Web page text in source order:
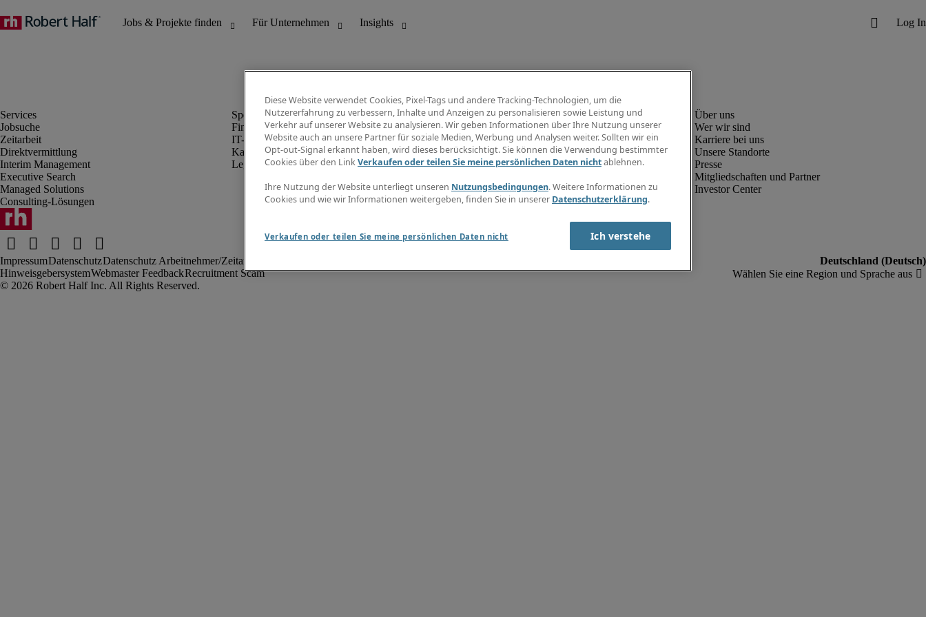
Jobsuche
Zeitarbeit
Direktvermittlung
Interim Management
Executive Search
Managed Solutions
Consulting-Lösungen
Finanz- & Rechnungswesen
IT-Bereich
Kaufmännischer Bereich
Legal
Info Center
Jobübersicht
Gehaltsübersicht
E-Learning
Wer wir sind
Karriere bei uns
Unsere Standorte
Presse
Mitgliedschaften und Partner
Investor Center
ImpressumDatenschutzDatenschutz Arbeitnehmer/Zeitarbeitskräfte
HinweisgebersystemWebmaster FeedbackRecruitment Scam
Diese Website verwendet Cookies, Pixel-Tags und andere Tracking-Technologien, um die
Nutzererfahrung zu verbessern, Inhalte und Anzeigen zu personalisieren sowie Leistung und
Verkehr auf unserer Website zu analysieren. Wir geben Informationen über Ihre Nutzung unserer
Website auch an unsere Partner für soziale Medien, Werbung und Analysen weiter. Sollten wir ein
Opt-out-Signal erkannt haben, wird dieses berücksichtigt. Sie können die Verwendung bestimmter
Cookies über den LinkVerkaufen oder teilen Sie meine persönlichen Daten nichtablehnen.
Ihre Nutzung der Website unterliegt unseren Nutzungsbedingungen. Weitere Informationen zu
Cookies und wie wir Informationen weitergeben, finden Sie in unserer Datenschutzerklärung.
Verkaufen oder teilen Sie meine persönlichen Daten nicht Ich verstehe